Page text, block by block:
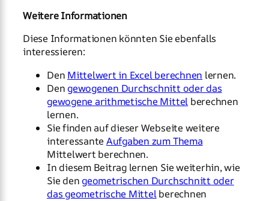
Weitere Informationen
Diese Informationen könnten Sie ebenfalls
interessieren:
Den Mittelwert in Excel berechnen lernen.
Den gewogenen Durchschnitt oder das
gewogene arithmetische Mittel berechnen
lernen.
Sie finden auf dieser Webseite weitere
interessante Aufgaben zum Thema
Mittelwert berechnen.
In diesem Beitrag lernen Sie weiterhin, wie
Sie den geometrischen Durchschnitt oder
das geometrische Mittelberechnen